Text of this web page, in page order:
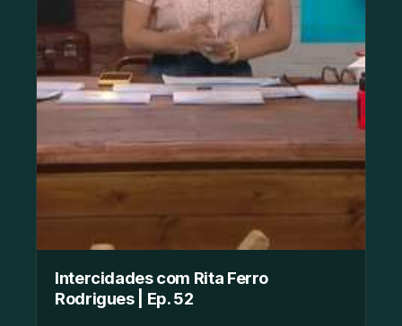
Intercidades com Rita Ferro
Rodrigues | Ep. 52